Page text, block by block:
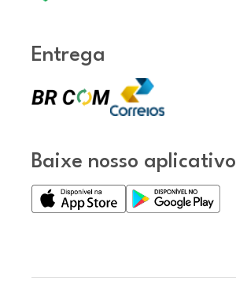
Entrega
Baixe nosso aplicativo